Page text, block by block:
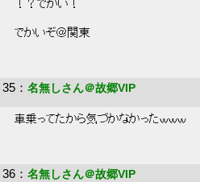
！？でかい！
でかいぞ＠関東
35 ： 名無しさん＠故郷VIP
車乗ってたから気づかなかったｗｗｗ
36 ： 名無しさん＠故郷VIP